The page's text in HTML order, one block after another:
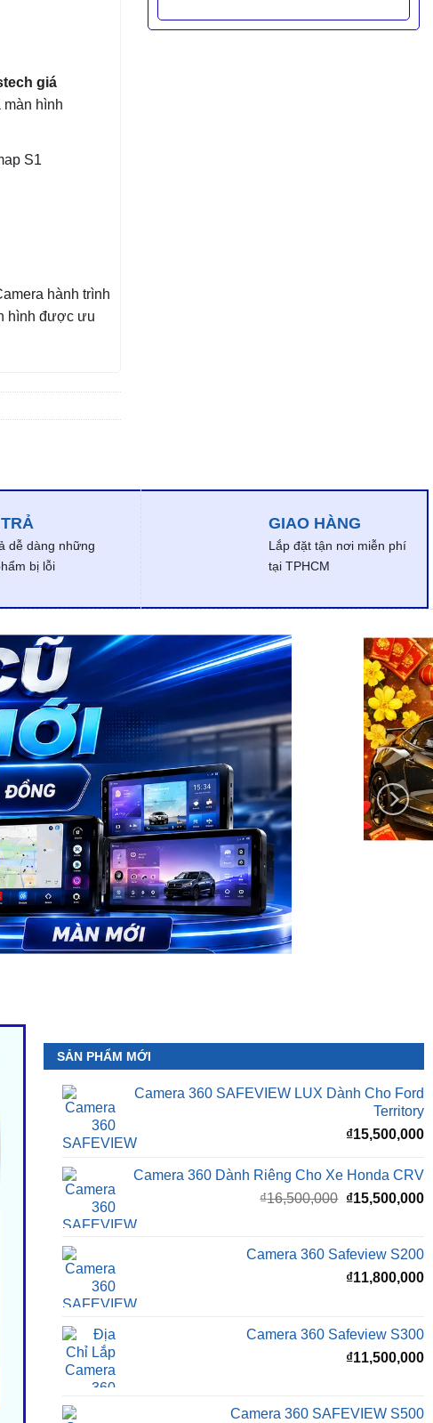
giá
màn hình
S1
hành trình
hình được ưu
dễ dàng những
bị lỗi
GIAO HÀNG
Lắp đặt tận nơi miễn phí
tại TPHCM
SẢN PHẨM MỚI
Camera 360 SAFEVIEW LUX Dành Cho Ford
Territory
₫15,500,000
Camera 360 Dành Riêng Cho Xe Honda CRV
₫16,500,000 Giá
₫16,500,000.
₫15,500,000
Camera 360 Safeview S200
₫11,800,000
Camera 360 Safeview S300
₫11,500,000
Camera 360 SAFEVIEW S500